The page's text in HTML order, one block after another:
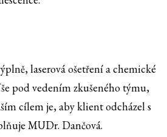
laserová ošetření a chemické
pod vedením zkušeného týmu,
cílem je, aby klient odcházel s
MUDr. Dančová.